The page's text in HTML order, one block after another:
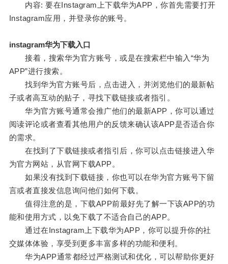
内容: 要在Instagram上下载华为APP，你首先需要打开
Instagram应用，并登录你的账号。
instagram华为下载入口
接着，搜索华为官方账号，或是在搜索栏中输入“华为
APP”进行搜索。
找到华为官方账号后，点击进入，并浏览他们的最新帖
子或者高互动的贴子，寻找下载链接或者指引。
华为官方账号通常会推广他们的最新APP，你可以通过
阅读评论或者查看其他用户的反馈来确认该APP是否适合你
的需求。
在找到了下载链接或者指引后，你可以点击链接进入华
为官方网站，从官网下载APP。
如果没有找到下载链接，你也可以在华为官方账号下留
言或者直接发信息询问他们如何下载。
值得注意的是，下载APP前最好先了解一下该APP的功
能和使用方式，以免下载了不适合自己的APP。
通过在Instagram上下载华为APP，你可以提升你的社
交媒体体验，享受到更多丰富多样的功能和便利。
华为APP通常都经过严格测试和优化，可以帮助你更好